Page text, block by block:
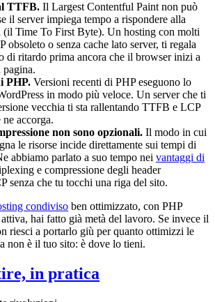
TTFB. Il Largest Contentful Paint non può
il server impiega tempo a rispondere alla
(il Time To First Byte). Un hosting con molti
obsoleto o senza cache lato server, ti regala
di ritardo prima ancora che il browser inizi a
pagina.
PHP. Versioni recenti di PHP eseguono lo
in modo più veloce. Un server che ti
vecchia ti sta rallentando TTFB e LCP
ne accorga.
non sono opzionali. Il modo in cui
le risorse incide direttamente sui tempi di
abbiamo parlato a suo tempo nei vantaggi di
e compressione degli header
senza che tu tocchi una riga del sito.
condiviso ben ottimizzato, con PHP
hai fatto già metà del lavoro. Se invece il
riesci a portarlo giù per quanto ottimizzi le
non è il tuo sito: è dove lo tieni.
in pratica